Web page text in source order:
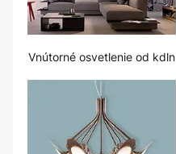
Vnútorné osvetlenie od kdln